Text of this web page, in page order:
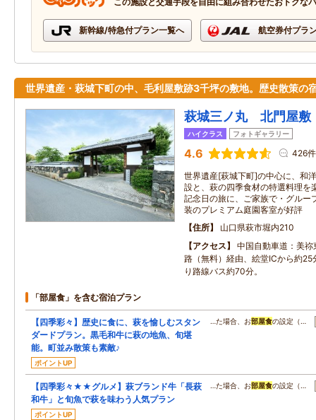
新幹線/特急付プラン一覧へ 航空券付プラ
世界遺産・萩城下町の中、毛利屋敷跡3千坪の敷地。歴史散策の
萩城三ノ丸 北門屋敷
ハイクラス フォトギャラリー
4.6 426件
世界遺産[萩城下町]の中心に、和
設と、萩の四季食材の特選料理
記念日の旅に、ご家族で・グル
装のプレミアム庭園客室が好評
住所
山口県萩市堀内210
アクセス
中国自動車道：美
路（無料）経由、絵堂ICから約25
り路線バス約70分。
「部屋食」を含む宿泊プラン
【四季彩々】歴史に食に、萩を愉しむスタン
ダードプラン。黒毛和牛に萩の地魚、旬堪
能。町並み散策も素敵♪
ポイントUP
…た場合、お部屋食の設定（…
【四季彩々★★グルメ】萩ブランド牛「長萩
和牛」と旬魚で萩を味わう人気プラン
ポイントUP
…た場合、お部屋食の設定（…